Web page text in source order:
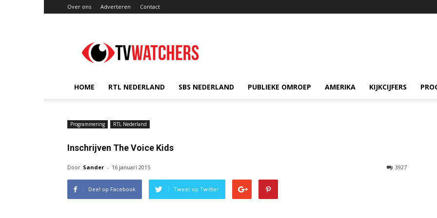
Over ons Adverteren Contact
HOME RTL NEDERLAND SBS NEDERLAND PUBLIEKE OMROEP AMERIKA KIJKCIJFERS
Programmering RTL Nederland
Inschrijven The Voice Kids
Door Sander - 16 januari 2015 3927
Deel op Facebook Tweet op Twitter